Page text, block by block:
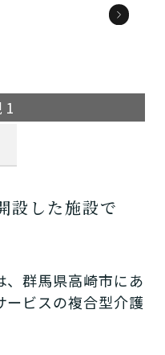
1
設した施設で
、群馬県高崎市にあ
ービスの複合型介護